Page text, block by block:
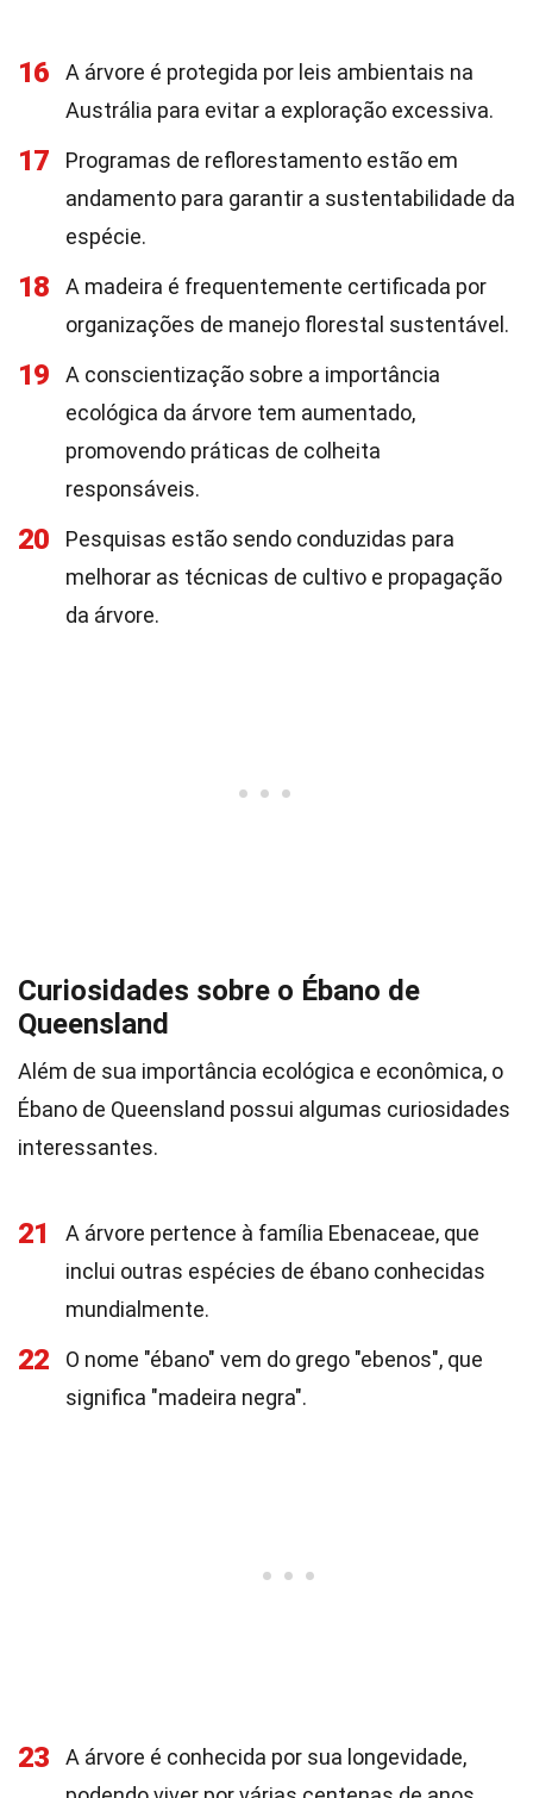
16
A árvore é protegida por leis ambientais na
Austrália para evitar a exploração excessiva.
17
Programas de reflorestamento estão em
andamento para garantir a sustentabilidade da
espécie.
18
A madeira é frequentemente certificada por
organizações de manejo florestal sustentável.
19
A conscientização sobre a importância
ecológica da árvore tem aumentado,
promovendo práticas de colheita
responsáveis.
20
Pesquisas estão sendo conduzidas para
melhorar as técnicas de cultivo e propagação
da árvore.
Curiosidades sobre o Ébano de
Queensland
Além de sua importância ecológica e econômica, o
Ébano de Queensland possui algumas curiosidades
interessantes.
21
A árvore pertence à família Ebenaceae, que
inclui outras espécies de ébano conhecidas
mundialmente.
22
O nome "ébano" vem do grego "ebenos", que
significa "madeira negra".
23
A árvore é conhecida por sua longevidade,